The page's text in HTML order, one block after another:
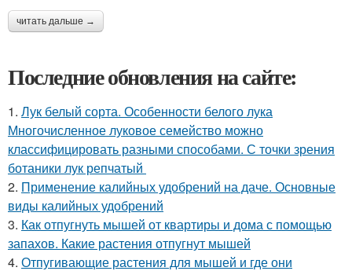
читать дальше →
Последние обновления на сайте:
1. Лук белый сорта. Особенности белого лука
Многочисленное луковое семейство можно
классифицировать разными способами. С точки зрения
ботаники лук репчатый
2. Применение калийных удобрений на даче. Основные
виды калийных удобрений
3. Как отпугнуть мышей от квартиры и дома с помощью
запахов. Какие растения отпугнут мышей
4. Отпугивающие растения для мышей и где они